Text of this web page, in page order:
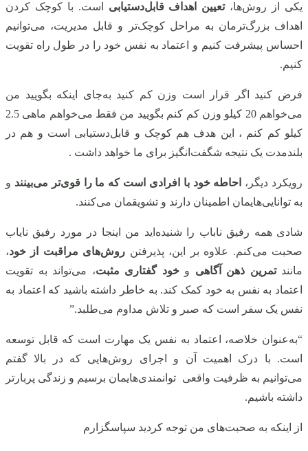
یکی از روش‌ها،تعیین اهداف قابل‌دستیابی است. با کوچک کردن
اهداف بزرگ‌ترمان به مراحل کوچک‌تر و قابل مدیریت، می‌توانیم
احساس پیشرفت کنیم و اعتماد به نفس خود را در طول راه تقویت
کنیم.
فرض کنید اگر قرار است وزن کم کنید به‌جای اینکه بگویید من
می‌خواهم 20 کیلو وزن کم کنم بگویید من فقط می‌خواهم ماهی 2.5
کیلو کم کنم ، این هدف هم کوچک و قابل‌دستیابی است و هم در
بلندمدت یک نتیجه شگفت‌انگیز برای ما خواهد داشت .
رویکرد دیگر، احاطه خود با افرادی است که ما را قوی‌تر می‌بینند و
به توانایی‌هایمان اطمینان دارند و تشویقمان می‌کنند.
شادی همه رفیق ناباب را شنیده‌اید من اینجا در مورد رفیق نایاب
صحبت می‌کنم. علاوه بر این، پذیرفتن روش‌های مراقبت از خود،
مانندتمرین ذهن آگاهی وخود گفتاری مثبت، می‌تواند به تقویت
اعتماد به نفس به خود کمک کند. به خاطر داشته باشید که اعتماد به
نفس یک سفر است که صبر و تلاش مداوم می‌طلبد.”
“به‌عنوان خلاصه، اعتماد به نفس یک مهارت است که قابل توسعه
است. با درک اهمیت آن و اجرای روش‌هایی که در بالا گفتم
می‌توانیم به ظرفیت واقعی توانمندی‌هایمان برسیم و زندگی پربارتر
داشته باشیم.
از اینکه به صحبت‌های من توجه کردید سپاسگزارم